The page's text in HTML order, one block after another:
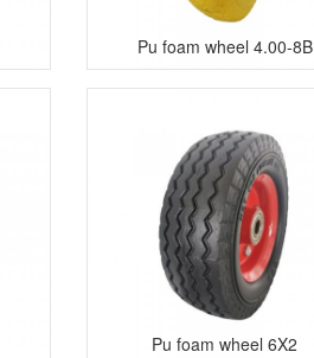
Pu foam wheel 4.00-8B
Pu foam wheel 6X2